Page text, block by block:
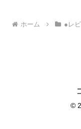
ホーム ●レ
©